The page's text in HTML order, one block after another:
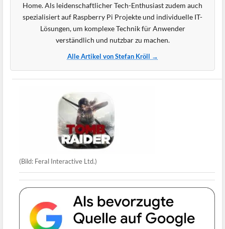
Home. Als leidenschaftlicher Tech-Enthusiast zudem auch
spezialisiert auf Raspberry Pi Projekte und individuelle IT-
Lösungen, um komplexe Technik für Anwender
verständlich und nutzbar zu machen.
Alle Artikel von Stefan Kröll →
(Bild: Feral Interactive Ltd.)